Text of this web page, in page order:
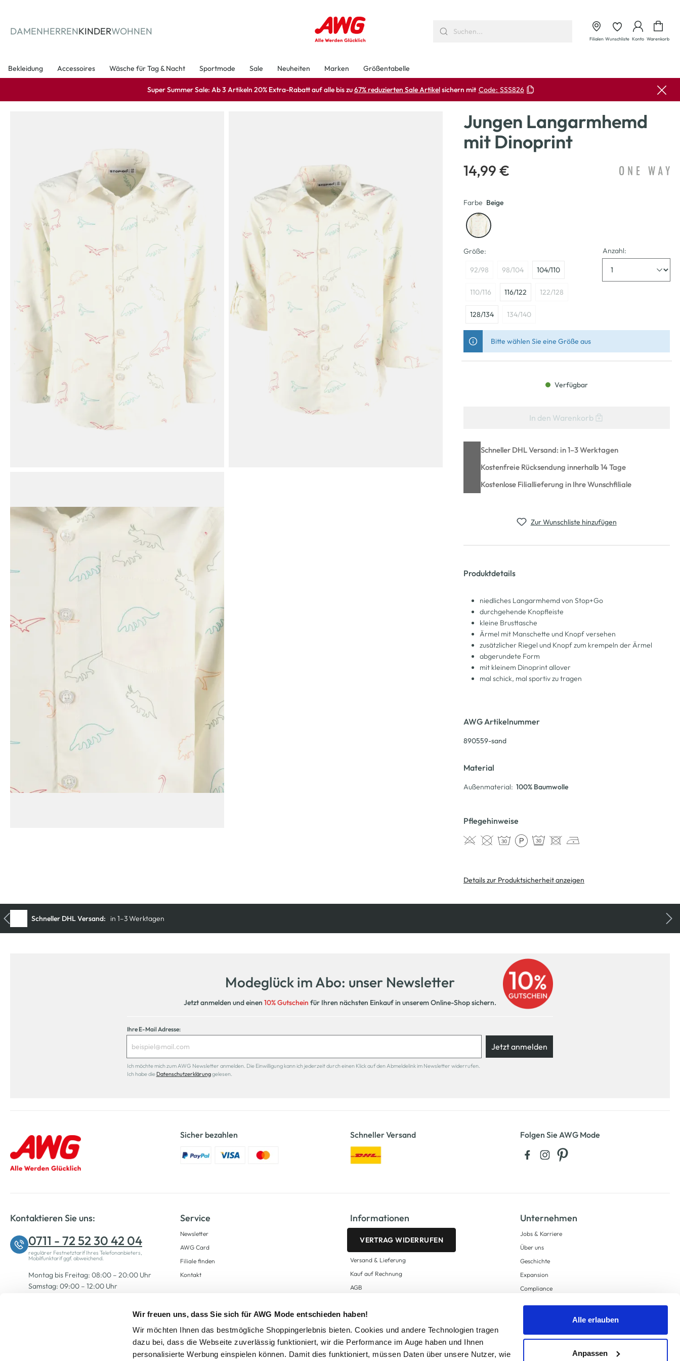
Wir freuen uns, dass Sie sich für AWG Mode entschieden haben!
Wir möchten Ihnen das bestmögliche Shoppingerlebnis bieten. Cookies und andere Technologien tragen
dazu bei, dass die Webseite zuverlässig funktioniert, wir die Performance im Auge haben und Ihnen
personalisierte Werbung einspielen können. Damit dies funktioniert, müssen Daten über unsere Nutzer, wie
Alle erlauben
Anpassen
DAMENHERRENKINDERWOHNEN
Filialen Wunschliste Konto Warenkorb
Bekleidung Accessoires Wäsche für Tag & Nacht Sportmode Sale Neuheiten Marken Größentabelle
Super Summer Sale: Ab 3 Artikeln 20% Extra-Rabatt auf alle bis zu67% reduzierten Sale Artikelsichern mit Code: SSS826
Jungen Langarmhemd
mit Dinoprint
14,99 €
Farbe Beige
Größe:
92/98 98/104 104/110
110/116 116/122 122/128
128/134 134/140
Anzahl:
Bitte wählen Sie eine Größe aus
Verfügbar
In den Warenkorb
Schneller DHL Versand: in 1–3 Werktagen
Kostenfreie Rücksendung innerhalb 14 Tage
Kostenlose Filiallieferung in Ihre Wunschfiliale
Zur Wunschliste hinzufügen
Produktdetails
niedliches Langarmhemd von Stop+Go
durchgehende Knopfleiste
kleine Brusttasche
Ärmel mit Manschette und Knopf versehen
zusätzlicher Riegel und Knopf zum krempeln der Ärmel
abgerundete Form
mit kleinem Dinoprint allover
mal schick, mal sportiv zu tragen
AWG Artikelnummer
890559-sand
Material
Außenmaterial: 100% Baumwolle
Pflegehinweise
Details zur Produktsicherheit anzeigen
Modeglück im Abo: unser Newsletter
Jetzt anmelden und einen 10% Gutschein für Ihren nächsten Einkauf in unserem Online-Shop sichern.
Ihre E-Mail Adresse:
Jetzt anmelden
Ich möchte mich zum AWG Newsletter anmelden. Die Einwilligung kann ich jederzeit durch einen Klick auf den Abmeldelink im Newsletter widerrufen.
Ich habe die Datenschutzerklärunggelesen.
Sicher bezahlen Schneller Versand Folgen Sie AWG Mode
Kontaktieren Sie uns:
0711 - 72 52 30 42 04
regulärer Festnetztarif Ihres Telefonanbieters,
Mobilfunktarif ggf. abweichend.
Montag bis Freitag: 08:00 – 20:00 Uhr
Samstag: 09:00 – 12:00 Uhr
Service
Newsletter
AWG Card
Filiale finden
Kontakt
Informationen
VERTRAG WIDERRUFEN
Versand & Lieferung
Kauf auf Rechnung
AGB
Zahlungsarten
Datenschutz
AWG CARD Teilnahmebedingungen
Unternehmen
Jobs & Karriere
Über uns
Geschichte
Expansion
Compliance
Supply Chain Due Diligence